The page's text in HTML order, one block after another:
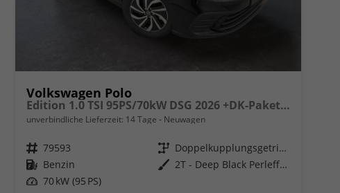
Volkswagen Polo
Edition 1.0 TSI 95PS/70kW DSG 2026 +DK-Paket +RFK +Getönte Heckscheiben +TravelAssist +LED
unverbindliche Lieferzeit: 14 Tage Neuwagen
Fahrzeugnr. 79593 Getriebe
Doppelkupplungsgetriebe (DSG)
Kraftstoff Benzin Außenfarbe
2T - Deep Black Perleffekt
Leistung 70 kW (95 PS)